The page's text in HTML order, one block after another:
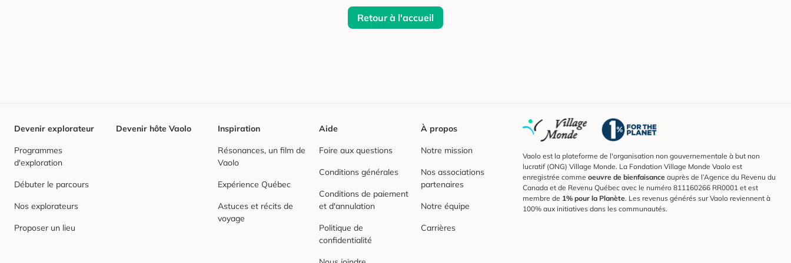
Retour à l'accueil
Devenir explorateur
Programmes
d'exploration
Débuter le parcours
Nos explorateurs
Proposer un lieu
Devenir hôte Vaolo Inspiration
Résonances, un film de
Vaolo
Expérience Québec
Astuces et récits de
voyage
Aide
Foire aux questions
Conditions générales
Conditions de paiement
et d'annulation
Politique de
confidentialité
À propos
Notre mission
Nos associations
partenaires
Notre équipe
Carrières
Vaolo est la plateforme de l'organisation non gouvernementale à but non
lucratif (ONG) Village Monde. La Fondation Village Monde Vaolo est
enregistrée comme oeuvre de bienfaisance auprès de l’Agence du Revenu du
Canada et de Revenu Québec avec le numéro 811160266 RR0001 et est
membre de 1% pour la Planète. Les revenus générés sur Vaolo reviennent à
100% aux initiatives dans les communautés.